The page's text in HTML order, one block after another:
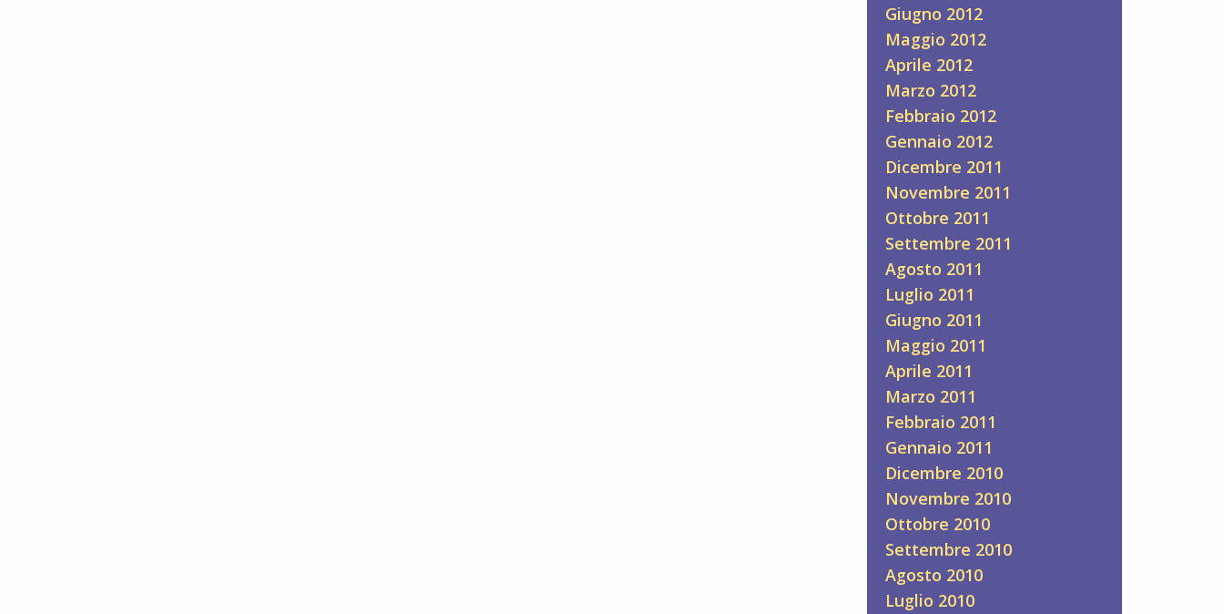
Giugno 2012
Maggio 2012
Aprile 2012
Marzo 2012
Febbraio 2012
Gennaio 2012
Dicembre 2011
Novembre 2011
Ottobre 2011
Settembre 2011
Agosto 2011
Luglio 2011
Giugno 2011
Maggio 2011
Aprile 2011
Marzo 2011
Febbraio 2011
Gennaio 2011
Dicembre 2010
Novembre 2010
Ottobre 2010
Settembre 2010
Agosto 2010
Luglio 2010